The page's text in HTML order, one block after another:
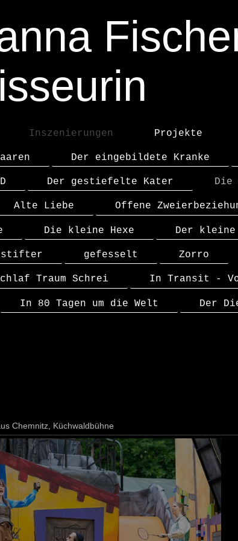
Inszenierungen Projekte
Der eingebildete Kranke
Der gestiefelte Kater Die
Alte Liebe Offene
Die kleine Hexe Der
gefesselt Zorro
Traum Schrei In Transit -
In 80 Tagen um die Welt Der
Chemnitz, Küchwaldbühne